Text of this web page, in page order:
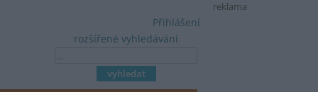
reklama
rozšířené vyhledávání
Přihlášení